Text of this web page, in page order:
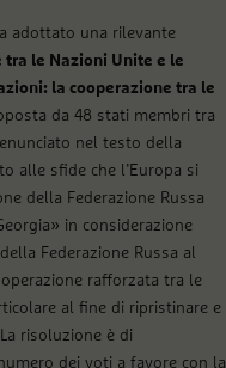
adottato una rilevante
tra le Nazioni Unite e le
la cooperazione tra le
da 48 stati membri tra
nel testo della
alle sfide che l’Europa si
della Federazione Russa
in considerazione
Federazione Russa al
rafforzata tra le
al fine di ripristinare e
risoluzione è di
dei voti a favore con la